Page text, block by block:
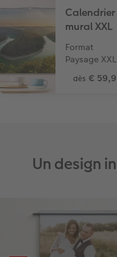
Calendrier
mural XXL
Format
Paysage XXL
dès €
Un design